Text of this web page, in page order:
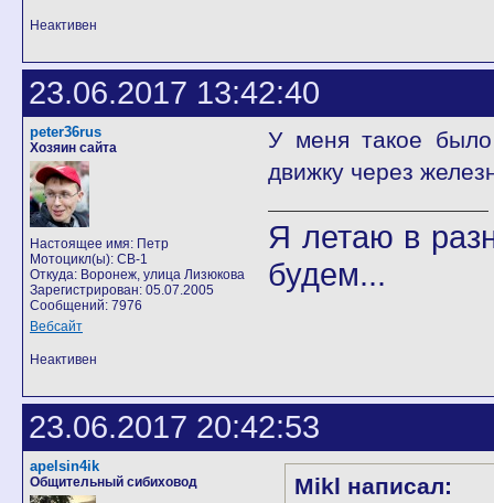
Неактивен
23.06.2017 13:42:40
peter36rus
Хозяин сайта
Настоящее имя: Петр
Мотоцикл(ы): CB-1
Откуда: Воронеж, улица Лизюкова
Зарегистрирован: 05.07.2005
Сообщений: 7976
Вебсайт
У меня такое
движку через
Я летаю в
будем...
Неактивен
23.06.2017 20:42:53
apelsin4ik
Общительный сибиховод
Mikl написал: